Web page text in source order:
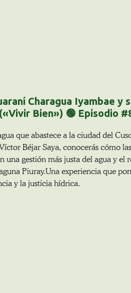
Charagua Iyambae y
Bien») 🟢 Episodio
que abastece a la ciudad del
Béjar Saya, conocerás cómo
una gestión más justa del agua y el
Piuray.Una experiencia que
y la justicia hídrica.